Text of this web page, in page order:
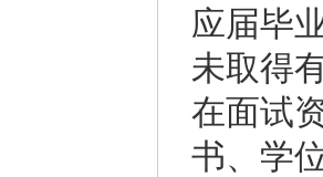
应届毕
未取得
在面试
书、学